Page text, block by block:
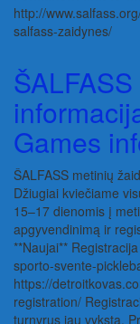
http://
salfass-zaidynes/
Games
ŠALFASS metinių
Džiugiai kviečiame
15–17 dienomis į
apgyvendinimą ir
**Naujai**
sporto-svente-
https://
registration/
turnyrus jau vyksta.